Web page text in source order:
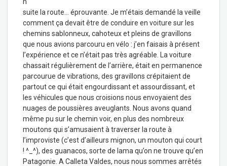
suite la route… éprouvante. Je m’étais demandé la veille
comment ça devait être de conduire en voiture sur les
chemins sablonneux, cahoteux et pleins de gravillons
que nous avions parcouru en vélo : j’en faisais à présent
l’expérience et ce n’était pas très agréable. La voiture
chassait régulièrement de l’arrière, était en permanence
parcourue de vibrations, des gravillons crépitaient de
partout ce qui était engourdissant et assourdissant, et
les véhicules que nous croisions nous envoyaient des
nuages de poussières aveuglants. Nous avons quand
même pu sur le chemin voir, en plus des nombreux
moutons qui s’amusaient à traverser la route à
l’improviste (c’est d’ailleurs mignon, un mouton qui court
! ^_^), des guanacos, sorte de lama qu’on ne trouve qu’en
Patagonie. A Calleta Valdes, nous nous sommes arrêtés